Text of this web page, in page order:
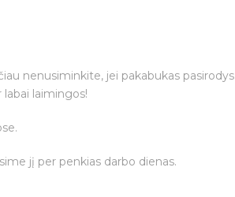
nenusiminkite, jei pakabukas
laimingos!
jį per penkias darbo dienas.